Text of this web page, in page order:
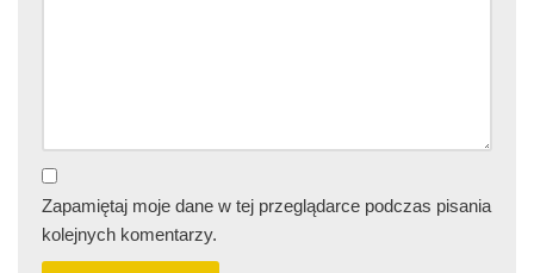
Zapamiętaj moje dane w tej przeglądarce podczas pisania
kolejnych komentarzy.